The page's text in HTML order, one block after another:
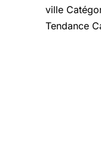
ville
Tendance